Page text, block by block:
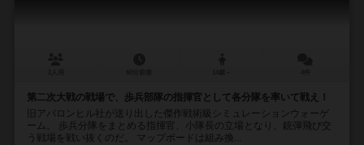
第二次大戦の戦場で、歩兵部隊の指揮官として各分隊を率いて戦え！
旧アバロンヒル社が送り出した傑作戦術級シミュレーションウォーゲ
ーム。 歩兵分隊をまとめる指揮官、小隊長の立場となり、銃弾飛び交
う戦場を戦い抜くのだ。 マップボードは組み換...